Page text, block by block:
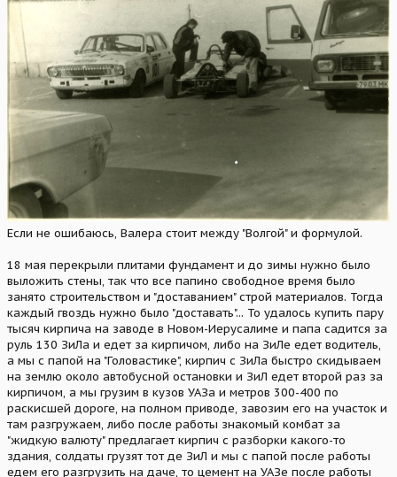
Если не ошибаюсь, Валера стоит между "Волгой" и формулой.
18 мая перекрыли плитами фундамент и до зимы нужно было
выложить стены, так что все папино свободное время было
занято строительством и "доставанием" строй материалов. Тогда
каждый гвоздь нужно было "доставать"... То удалось купить пару
тысяч кирпича на заводе в Новом-Иерусалиме и папа садится за
руль 130 ЗиЛа и едет за кирпичом, либо на ЗиЛе едет водитель,
а мы с папой на "Головастике", кирпич с ЗиЛа быстро скидываем
на землю около автобусной остановки и ЗиЛ едет второй раз за
кирпичом, а мы грузим в кузов УАЗа и метров 300-400 по
раскисшей дороге, на полном приводе, завозим его на участок и
там разгружаем, либо после работы знакомый комбат за
"жидкую валюту" предлагает кирпич с разборки какого-то
здания, солдаты грузят тот де ЗиЛ и мы с папой после работы
едем его разгрузить на даче, то цемент на УАЗе после работы